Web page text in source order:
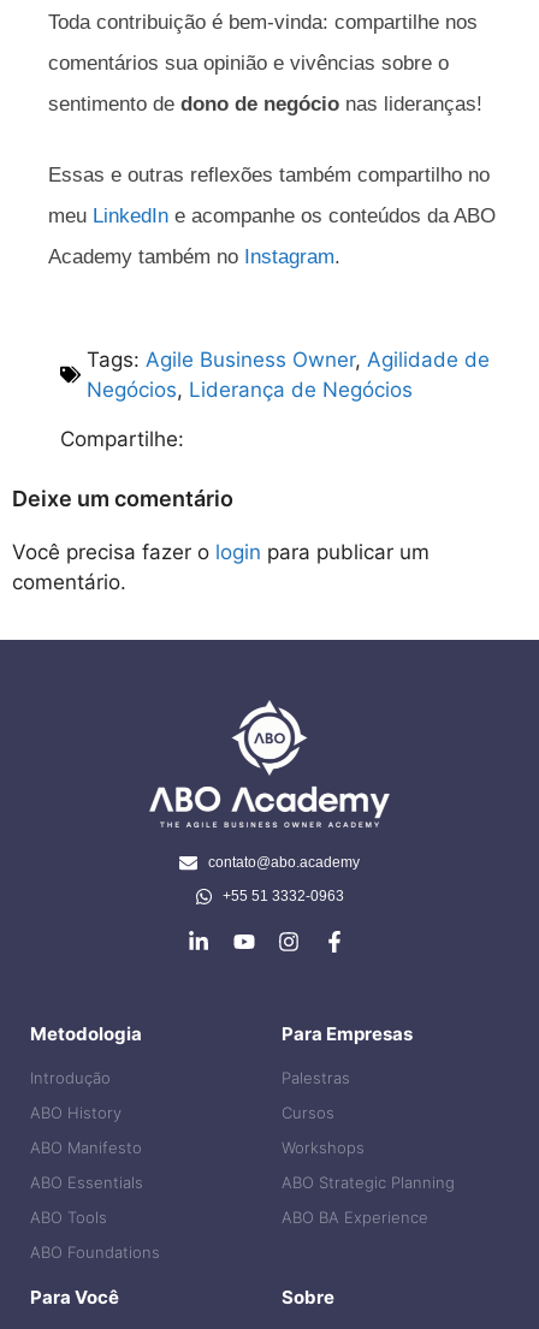
Toda contribuição é bem-vinda: compartilhe nos
comentários sua opinião e vivências sobre o
sentimento de dono de negócio nas lideranças!
Essas e outras reflexões também compartilho no
meu LinkedIn e acompanhe os conteúdos da ABO
Academy também no Instagram.
Tags: Agile Business Owner, Agilidade de
Negócios, Liderança de Negócios
Compartilhe:
Deixe um comentário
Você precisa fazer o login para publicar um
comentário.
contato@abo.academy
+55 51 3332-0963
Metodologia
Introdução
ABO History
ABO Manifesto
ABO Essentials
ABO Tools
ABO Foundations
Para Empresas
Palestras
Cursos
Workshops
ABO Strategic Planning
ABO BA Experience
Para Você Sobre